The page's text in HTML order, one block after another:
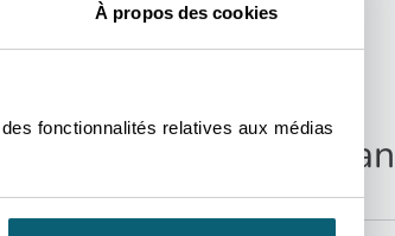
À propos des cookies
fonctionnalités relatives aux médias
accompagner